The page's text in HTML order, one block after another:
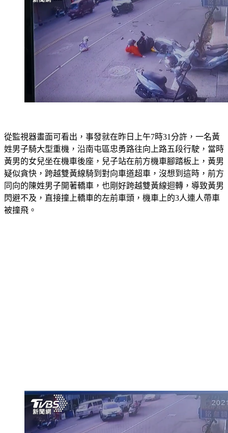
從監視器畫面可看出，事發就在昨日上午7時31分許，一名黃
姓男子騎大型重機，沿南屯區忠勇路往向上路五段行駛，當時
黃男的女兒坐在機車後座，兒子站在前方機車腳踏板上，黃男
疑似貪快，跨越雙黃線騎到對向車道超車，沒想到這時，前方
同向的陳姓男子開著轎車，也剛好跨越雙黃線迴轉，導致黃男
閃避不及，直接撞上轎車的左前車頭，機車上的3人連人帶車